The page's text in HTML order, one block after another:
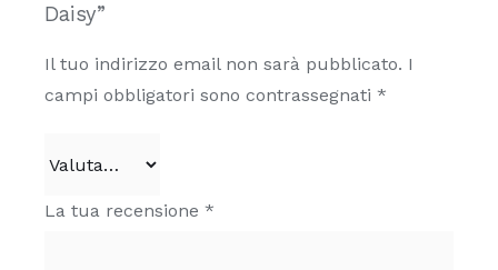
Daisy”
Il tuo indirizzo email non sarà pubblicato. I
campi obbligatori sono contrassegnati *
La tua recensione *